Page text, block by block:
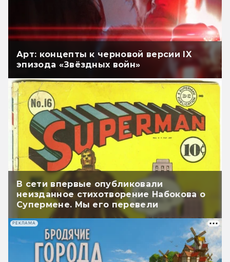
Арт: концепты к черновой версии IX
эпизода «Звёздных войн»
В сети впервые опубликовали
неизданное стихотворение Набокова о
Супермене. Мы его перевели
РЕКЛАМА